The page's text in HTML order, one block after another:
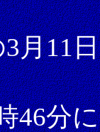
月11
46分